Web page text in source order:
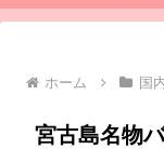
ホーム 国
宮古島名物